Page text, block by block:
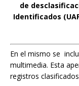
de
Identificados
En el mismo se
multimedia. Esta
registros